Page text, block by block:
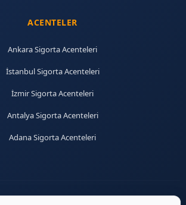
ACENTELER
Ankara Sigorta Acenteleri
İstanbul Sigorta Acenteleri
İzmir Sigorta Acenteleri
Antalya Sigorta Acenteleri
Adana Sigorta Acenteleri